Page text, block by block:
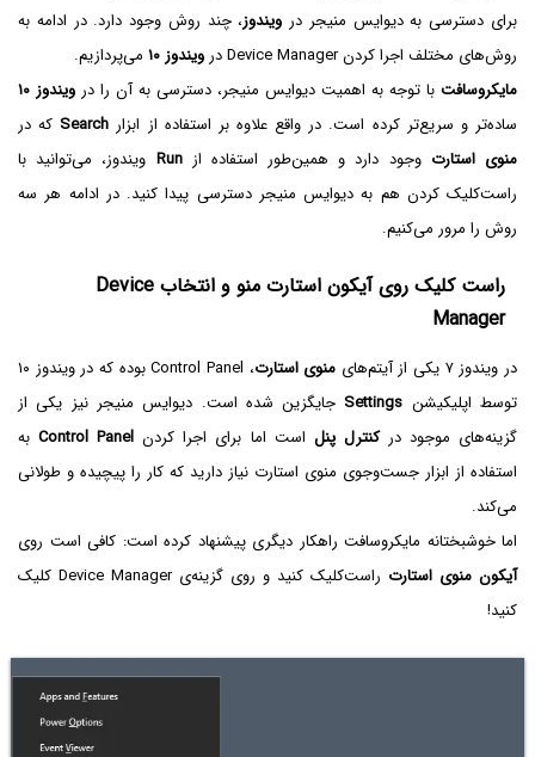
برای دسترسی به دیوایس منیجر در ویندوز، چند روش وجود دارد. در ادامه به
روش‌های مختلف اجرا کردن Device Manager در
ویندوز ۱۰
می‌پردازیم.
مایکروسافت با توجه به اهمیت دیوایس منیجر، دسترسی به آن را در ویندوز ۱۰
ساده‌تر و سریع‌تر کرده است. در واقع علاوه بر استفاده از ابزار Search که در
منوی استارت وجود دارد و همین‌طور استفاده ازRun ویندوز، می‌توانید با
راست‌کلیک کردن هم به دیوایس منیجر دسترسی پیدا کنید. در ادامه هر سه
روش را مرور می‌کنیم.
راست کلیک روی آیکون استارت منو و انتخاب Device
Manager
در ویندوز ۷ یکی از آیتم‌های منوی استارت
، Control Panel‌ بوده که در ویندوز ۱۰
توسط اپلیکیشن Settings جایگزین شده است. دیوایس منیجر نیز یکی از
گزینه‌های موجود درکنترل پنل است اما برای اجرا کردن Control Panel‌به
استفاده از ابزار جست‌وجوی منوی استارت نیاز دارید که کار را پیچیده‌ و طولانی
می‌کند.
اما خوشبختانه مایکروسافت راهکار دیگری پیشنهاد کرده است: کافی است روی
آیکون منوی استارت
راست‌کلیک کنید و روی گزینه‌ی Device Manager کلیک
کنید!